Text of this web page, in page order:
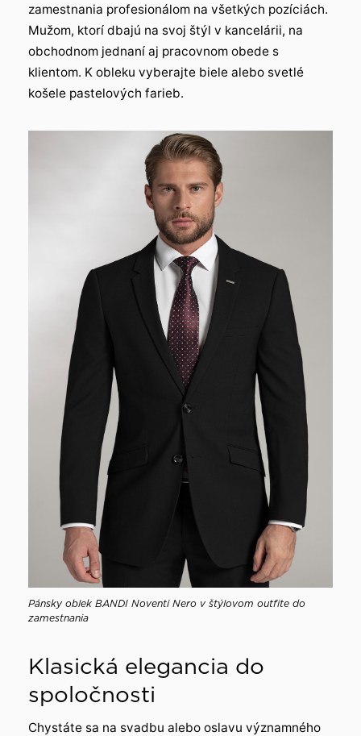
zamestnania profesionálom na všetkých pozíciách.
Mužom, ktorí dbajú na svoj štýl v kancelárii, na
obchodnom jednaní aj pracovnom obede s
klientom. K obleku vyberajte biele alebo svetlé
košele pastelových farieb.
Pánsky oblek BANDI Noventi Nero v štýlovom outfite do
zamestnania
Klasická elegancia do
spoločnosti
Chystáte sa na svadbu alebo oslavu významného